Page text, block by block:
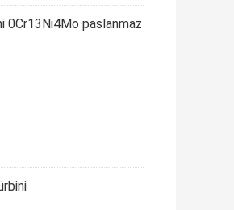
paslanmaz